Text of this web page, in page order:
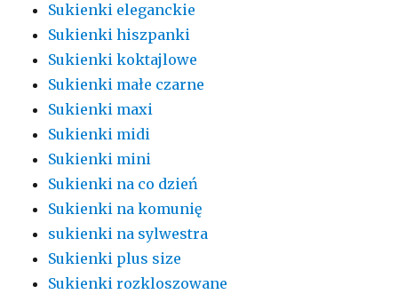
Sukienki eleganckie
Sukienki hiszpanki
Sukienki koktajlowe
Sukienki małe czarne
Sukienki maxi
Sukienki midi
Sukienki mini
Sukienki na co dzień
Sukienki na komunię
sukienki na sylwestra
Sukienki plus size
Sukienki rozkloszowane